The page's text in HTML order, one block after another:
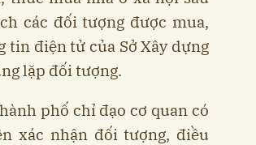
các đối tượng được mua,
tin điện tử của Sở Xây dựng
lặp đối tượng.
phố chỉ đạo cơ quan có
xác nhận đối tượng, điều